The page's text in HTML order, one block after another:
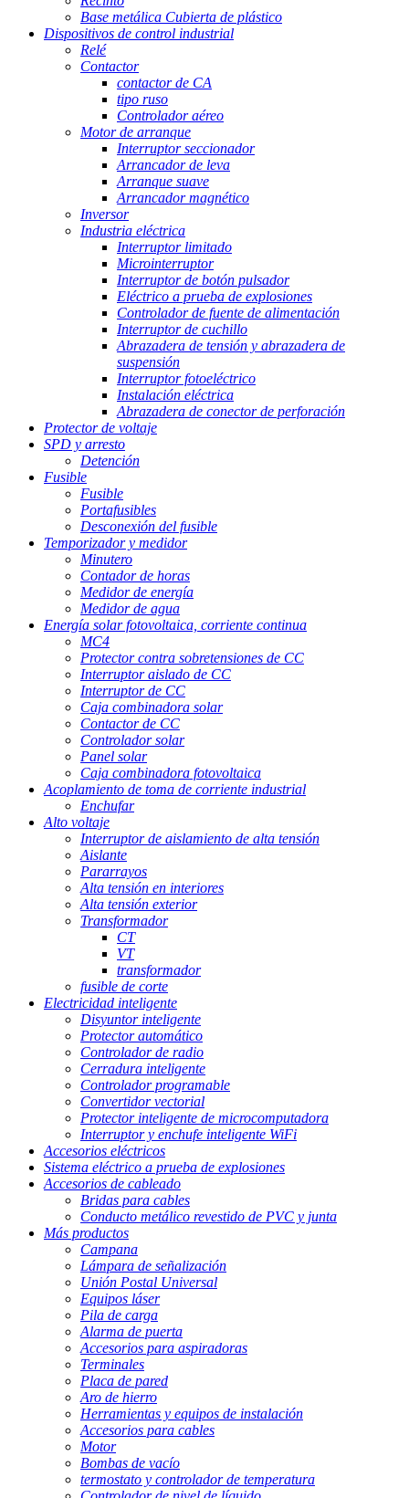
Base metálica Cubierta de plástico
Dispositivos de control industrial
Relé
Contactor
contactor de CA
tipo ruso
Controlador aéreo
Motor de arranque
Interruptor seccionador
Arrancador de leva
Arranque suave
Arrancador magnético
Inversor
Industria eléctrica
Interruptor limitado
Microinterruptor
Interruptor de botón pulsador
Eléctrico a prueba de explosiones
Controlador de fuente de alimentación
Interruptor de cuchillo
Abrazadera de tensión y abrazadera de
suspensión
Interruptor fotoeléctrico
Instalación eléctrica
Abrazadera de conector de perforación
Protector de voltaje
SPD y arresto
Detención
Fusible
Fusible
Portafusibles
Desconexión del fusible
Temporizador y medidor
Minutero
Contador de horas
Medidor de energía
Medidor de agua
Energía solar fotovoltaica, corriente continua
MC4
Protector contra sobretensiones de CC
Interruptor aislado de CC
Interruptor de CC
Caja combinadora solar
Contactor de CC
Controlador solar
Panel solar
Caja combinadora fotovoltaica
Acoplamiento de toma de corriente industrial
Enchufar
Alto voltaje
Interruptor de aislamiento de alta tensión
Aislante
Pararrayos
Alta tensión en interiores
Alta tensión exterior
Transformador
CT
VT
transformador
fusible de corte
Electricidad inteligente
Disyuntor inteligente
Protector automático
Controlador de radio
Cerradura inteligente
Controlador programable
Convertidor vectorial
Protector inteligente de microcomputadora
Interruptor y enchufe inteligente WiFi
Accesorios eléctricos
Sistema eléctrico a prueba de explosiones
Accesorios de cableado
Bridas para cables
Conducto metálico revestido de PVC y junta
Más productos
Campana
Lámpara de señalización
Unión Postal Universal
Equipos láser
Pila de carga
Alarma de puerta
Accesorios para aspiradoras
Terminales
Placa de pared
Aro de hierro
Herramientas y equipos de instalación
Accesorios para cables
Motor
Bombas de vacío
termostato y controlador de temperatura